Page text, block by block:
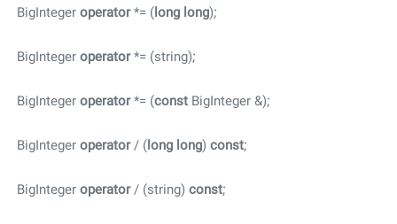
BigIntegeroperator*= (longlong
BigIntegeroperator*= (string);
BigIntegeroperator*= (constBigInteger &);
BigIntegeroperator / (longlong)const
BigIntegeroperator / (string)const